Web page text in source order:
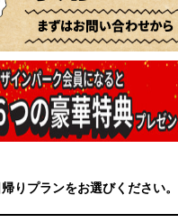
りプランをお選びください。